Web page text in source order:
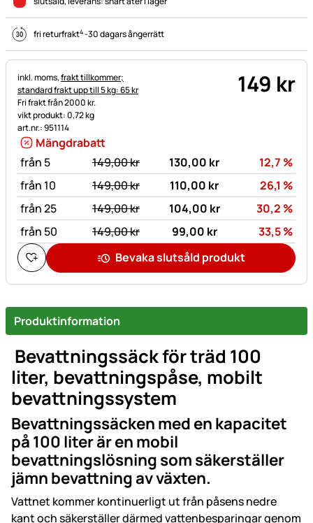
fri returfrakt4-30 dagars ångerrätt
Skatteinformation:
inkl. moms,frakt tillkommer;
standard frakt upp till 5 kg: 65 kr
Fri frakt från 2000 kr.
vikt produkt: 0,72 kg
art.nr.: 951114
149 kr
Mängdrabatt
från 5
statt:
149,00kr 130,00 kr 12,7 %
från 10
statt:
149,00kr 110,00 kr 26,1 %
från 25
statt:
149,00kr 104,00 kr 30,2 %
från 50
statt:
149,00kr 99,00 kr 33,5%
Bevaka slutsåld produkt
Produktinformation
Bevattningssäck för träd 100
liter, bevattningspåse, mobilt
bevattningssystem
Bevattningssäcken med en kapacitet
på 100 liter är en mobil
bevattningslösning som säkerställer
jämn bevattning av växten.
Vattnet kommer kontinuerligt ut från påsens nedre
kant och säkerställer därmed vattenbesparingar genom